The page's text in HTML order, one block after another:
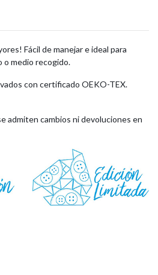
Fácil de manejar e ideal para
o medio recogido.
con certificado OEKO-TEX.
admiten cambios ni devoluciones en